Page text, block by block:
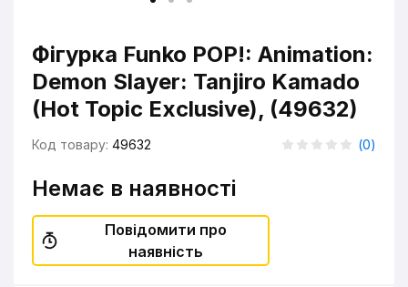
Фігурка Funko POP!: Animation:
Demon Slayer: Tanjiro Kamado
(Hot Topic Exclusive), (49632)
Код товару: 49632 (0)
Немає в наявності
Повідомити про
наявність